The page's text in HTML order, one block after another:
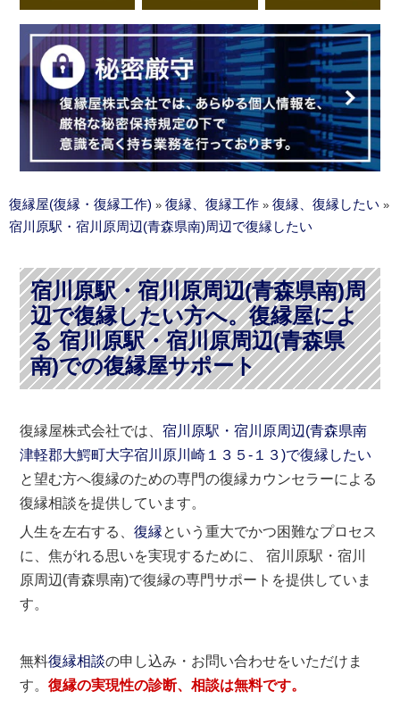
復縁屋(復縁・復縁工作) » 復縁、復縁工作 » 復縁、復縁したい »
宿川原駅・宿川原周辺(青森県南)周辺で復縁したい
宿川原駅・宿川原周辺(青森県南)周
辺で復縁したい方へ。復縁屋によ
る 宿川原駅・宿川原周辺(青森県
南)での復縁屋サポート
復縁屋株式会社では、宿川原駅・宿川原周辺(青森県南
津軽郡大鰐町大字宿川原川崎１３５-１３)で復縁したい
と望む方へ復縁のための専門の復縁カウンセラーによる
復縁相談を提供しています。
人生を左右する、復縁という重大でかつ困難なプロセス
に、焦がれる思いを実現するために、 宿川原駅・宿川
原周辺(青森県南)で復縁の専門サポートを提供していま
す。
無料復縁相談の申し込み・お問い合わせをいただけま
す。復縁の実現性の診断、相談は無料です。